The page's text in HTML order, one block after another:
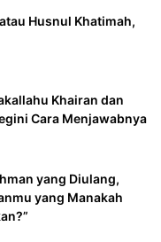
Husnul Khatimah,
Khairan dan
Cara Menjawabnya
yang Diulang,
yang Manakah